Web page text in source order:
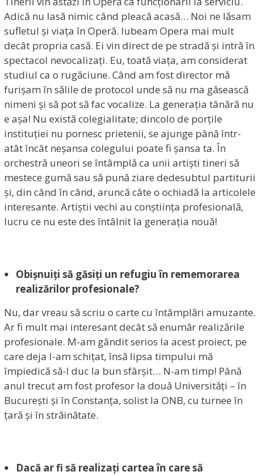
Adică nu lasă nimic când pleacă acasă… Noi ne lăsam
sufletul și viața în Operă. Iubeam Opera mai mult
decât propria casă. Ei vin direct de pe stradă și intră în
spectacol nevocalizați. Eu, toată viața, am considerat
studiul ca o rugăciune. Când am fost director mă
furișam în sălile de protocol unde să nu ma găsească
nimeni și să pot să fac vocalize. La generația tânără nu
e așa! Nu există colegialitate; dincolo de porțile
instituției nu pornesc prietenii, se ajunge până într-
atât încât neșansa colegului poate fi șansa ta. În
orchestră uneori se întâmplă ca unii artiști tineri să
mestece gumă sau să pună ziare dedesubtul partiturii
și, din când în când, aruncă câte o ochiadă la articolele
interesante. Artiștii vechi au conștiința profesională,
lucru ce nu este des întâlnit la generația nouă!
Obișnuiți să găsiți un refugiu în rememorarea
realizărilor profesionale?
Nu, dar vreau să scriu o carte cu întâmplări amuzante.
Ar fi mult mai interesant decât să enumăr realizările
profesionale. M-am gândit serios la acest proiect, pe
care deja l-am schițat, însă lipsa timpului mă
împiedică să-l duc la bun sfârșit… N-am timp! Până
anul trecut am fost profesor la două Universități – în
București și în Constanța, solist la ONB, cu turnee în
țară și în străinătate.
Dacă ar fi să realizați cartea în care să